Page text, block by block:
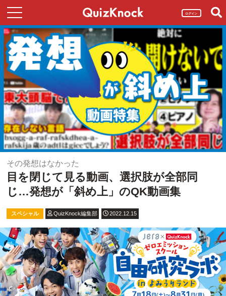
ログイン
その発想はなかった
目を閉じて見る動画、選択肢が全部同
じ…発想が「斜め上」のQK動画集
スペシャル QuizKnock編集部 2022.12.15